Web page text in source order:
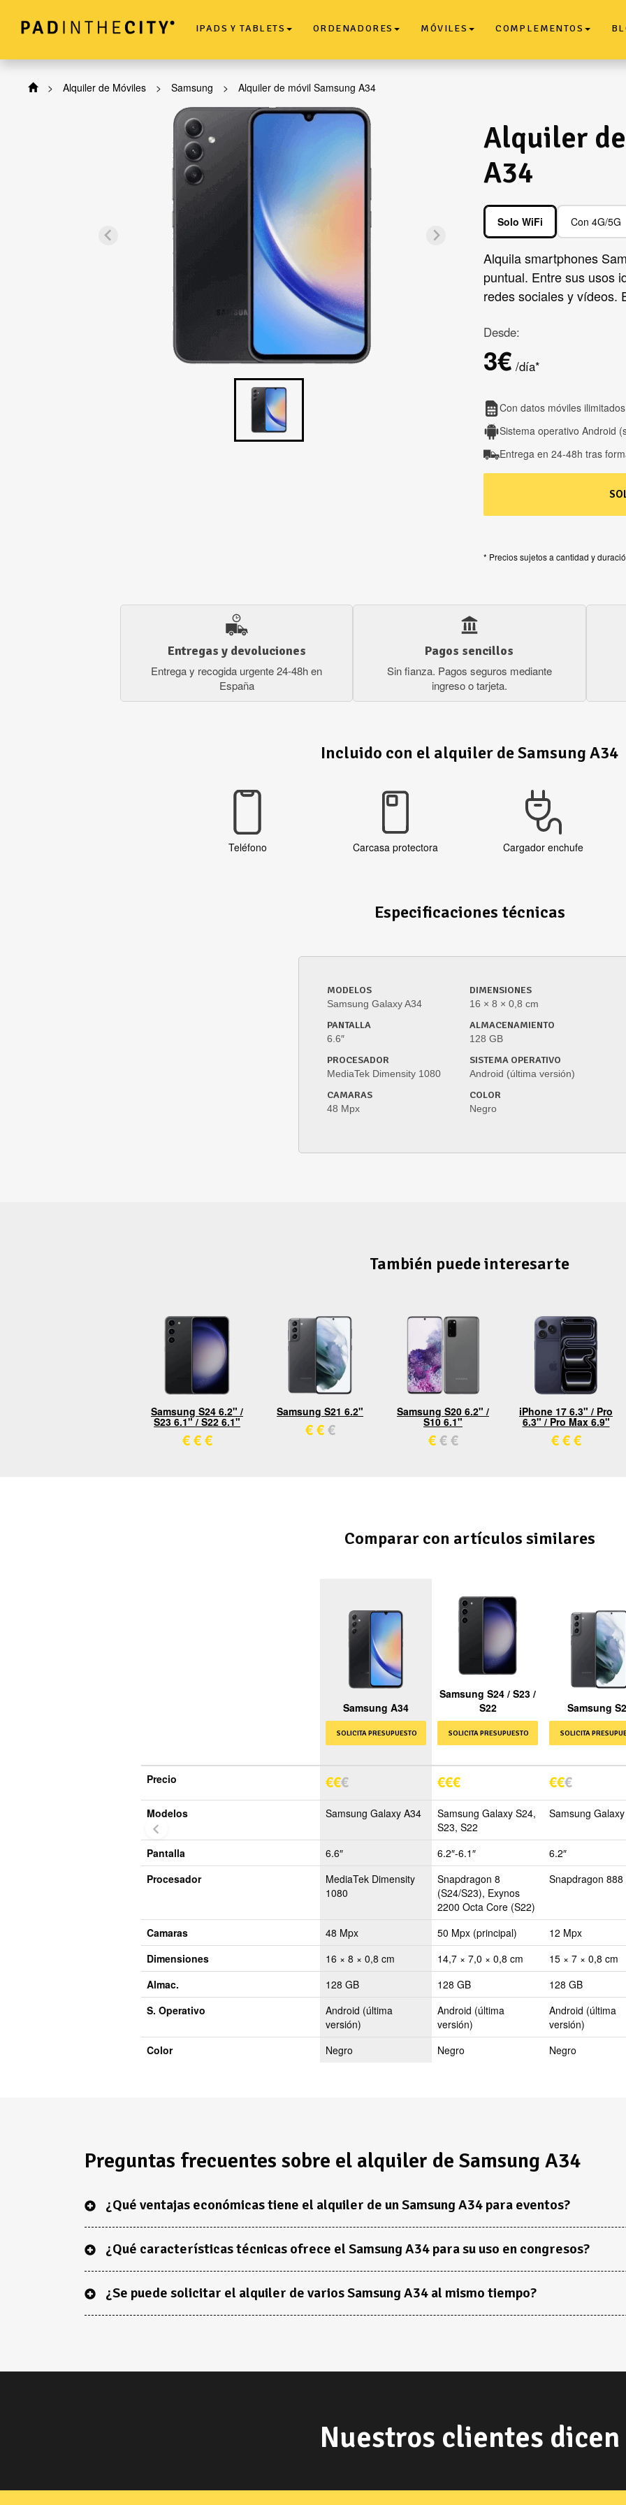
IPADS Y TABLETS ORDENADORES MÓVILES COMPLEMENTOS
> Alquiler de Móviles > Samsung > Alquiler de móvil Samsung A34
Alquiler
A34
Solo WiFi Con 4G/5G
Alquila smartphones
puntual. Entre sus usos
redes sociales y vídeos.
Desde:
3€ /día*
Con datos móviles
Sistema operativo Android
Entrega en 24-48h tras
* Precios sujetos a cantidad y
Entregas y devoluciones
Entrega y recogida urgente 24-48h en
España
Pagos sencillos
Sin fianza. Pagos seguros mediante
ingreso o tarjeta.
Incluido con el alquiler de Samsung A34
Teléfono Carcasa protectora Cargador enchufe
Especificaciones técnicas
MODELOS
Samsung Galaxy A34
PANTALLA
6.6″
PROCESADOR
MediaTek Dimensity 1080
CAMARAS
48 Mpx
DIMENSIONES
16 × 8 × 0,8 cm
ALMACENAMIENTO
128 GB
SISTEMA OPERATIVO
Android (última versión)
COLOR
Negro
También puede interesarte
Samsung S24 6.2" /
S23 6.1" / S22 6.1"
€€€
Samsung S21 6.2"
€€€
Samsung S20 6.2" /
S10 6.1"
€€€
iPhone 17 6.3" / Pro
6.3" / Pro Max 6.9"
€€€
Comparar con artículos similares
Samsung A34
SOLICITA PRESUPUESTO
Samsung S24 / S23 /
S22
SOLICITA PRESUPUESTO
Samsung
SOLICITA
Precio €€€ €€€ €€€
Modelos Samsung Galaxy A34
Samsung Galaxy S24,
S23, S22
Samsung Galaxy
Pantalla
6.6″ 6.2″-6.1″ 6.2″
Procesador
MediaTek Dimensity
1080
Snapdragon 8
(S24/S23), Exynos
2200 Octa Core (S22)
Snapdragon 888
Camaras 48 Mpx 50 Mpx (principal) 12 Mpx
Dimensiones
16 × 8 × 0,8 cm 14,7 × 7,0 × 0,8 cm 15 × 7 × 0,8 cm
Almac.
128 GB 128 GB 128 GB
S. Operativo
Android (última
versión)
Android (última
versión)
Android (última
versión)
Color
Negro Negro Negro
Preguntas frecuentes sobre el alquiler de Samsung A34
¿Qué ventajas económicas tiene el alquiler de un Samsung A34 para eventos?
¿Qué características técnicas ofrece el Samsung A34 para su uso en congresos?
¿Se puede solicitar el alquiler de varios Samsung A34 al mismo tiempo?
Nuestros clientes dicen